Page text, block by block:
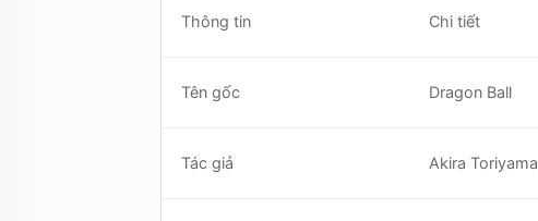
Thông tin Chi tiết
Tên gốc Dragon Ball
Tác giả Akira Toriyama